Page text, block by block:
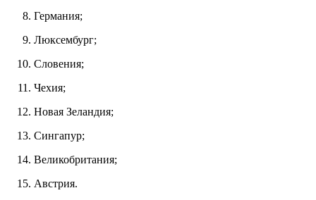
Германия;
Люксембург;
Словения;
Чехия;
Новая Зеландия;
Сингапур;
Великобритания;
Австрия.